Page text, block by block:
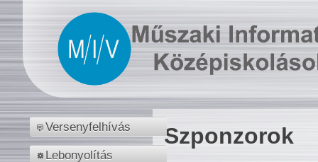
Versenyfelhívás
Lebonyolítás
Szponzorok